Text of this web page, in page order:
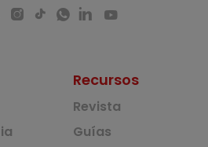
Recursos
Revista
Guías